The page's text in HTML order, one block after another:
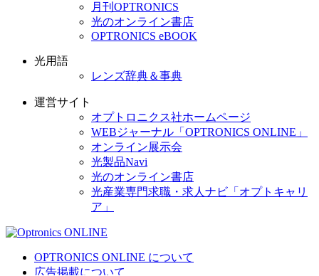
月刊OPTRONICS
光のオンライン書店
OPTRONICS eBOOK
光用語
レンズ辞典＆事典
運営サイト
オプトロニクス社ホームページ
WEBジャーナル「OPTRONICS ONLINE」
オンライン展示会
光製品Navi
光のオンライン書店
光産業専門求職・求人ナビ「オプトキャリ
ア」
OPTRONICS ONLINE について
広告掲載について